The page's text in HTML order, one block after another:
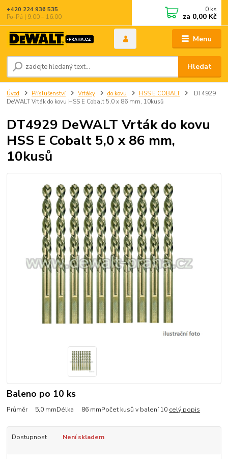
Menu
Hledat
+420 224 936 535
Po–Pá | 9:00 – 16:00
0 ks
za 0,00 Kč
Úvod Příslušenství Vrtáky do kovu HSS E COBALT
DT4929
DeWALT Vrták do kovu HSS E Cobalt 5,0 x 86 mm, 10kusů
DT4929 DeWALT Vrták do kovu
HSS E Cobalt 5,0 x 86 mm,
10kusů
Baleno po 10 ks
Průměr 5,0 mmDélka 86 mmPočet kusů v balení 10 celý popis
Dostupnost Není skladem